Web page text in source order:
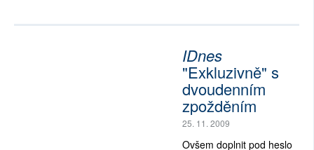
IDnes
"Exkluzivně" s
dvoudenním
zpožděním
25. 11. 2009
Ovšem doplnit pod heslo